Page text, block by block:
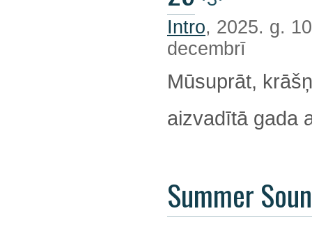
Intro, 2025. g.
decembrī
Mūsuprāt,
aizvadītā gada
Summer